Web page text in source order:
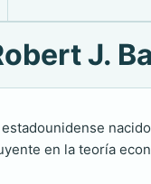
J.
en la teoría